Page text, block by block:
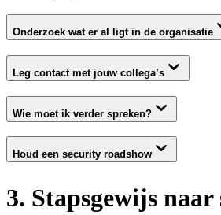
Onderzoek wat er al ligt in de organisatie
Leg contact met jouw collega’s
Wie moet ik verder spreken?
Houd een security roadshow
3. Stapsgewijs